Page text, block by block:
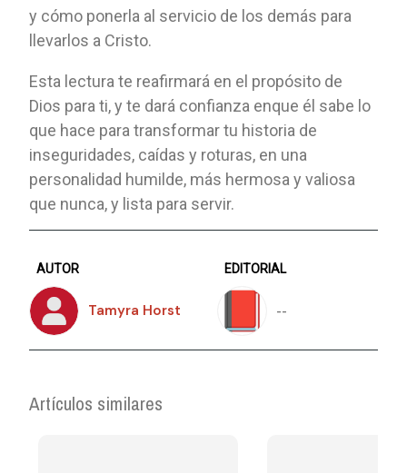
y cómo ponerla al servicio de los demás para
llevarlos a Cristo.
Esta lectura te reafirmará en el propósito de
Dios para ti, y te dará confianza enque él sabe lo
que hace para transformar tu historia de
inseguridades, caídas y roturas, en una
personalidad humilde, más hermosa y valiosa
que nunca, y lista para servir.
AUTOR
Tamyra Horst
EDITORIAL
--
Artículos similares